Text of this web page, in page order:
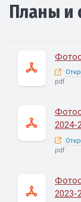
Планы и
pdf
2024-
pdf
2023-